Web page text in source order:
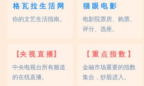
格 瓦 拉 生 活 网
你的文艺生活指南。
猫 眼 电 影
电影院票房、购票、
评分、选座。
【央 视 直 播】
中央电视台所有频道
的在线直播。
【 重 点 指 数 】
金融市场重要的指数
集合，炒股进入。